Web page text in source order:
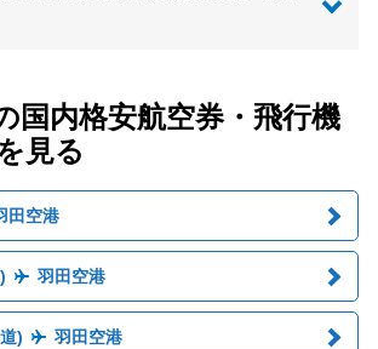
国内格安航空券・飛行機
見る
田空港
羽田空港
) 羽田空港